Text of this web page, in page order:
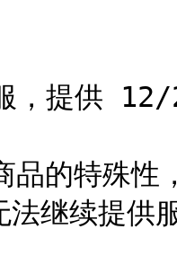
，提供
的特殊性
法继续提供